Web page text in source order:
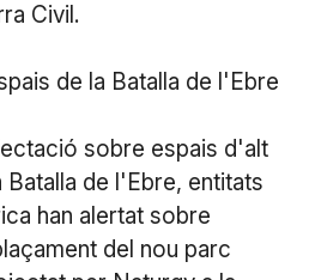
Civil.
de la Batalla de l'Ebre
sobre espais d'alt
de l'Ebre, entitats
han alertat sobre
del nou parc